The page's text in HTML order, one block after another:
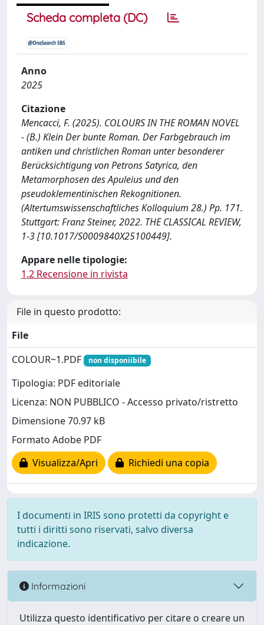
Scheda completa (DC)
Anno
2025
Citazione
Mencacci, F. (2025). COLOURS IN THE ROMAN NOVEL
- (B.) Klein Der bunte Roman. Der Farbgebrauch im
antiken und christlichen Roman unter besonderer
Berücksichtigung von Petrons Satyrica, den
Metamorphosen des Apuleius und den
pseudoklementinischen Rekognitionen.
(Altertumswissenschaftliches Kolloquium 28.) Pp. 171.
Stuttgart: Franz Steiner, 2022. THE CLASSICAL REVIEW,
1-3 [10.1017/S0009840X25100449].
Appare nelle tipologie:
1.2 Recensione in rivista
File in questo prodotto:
File
COLOUR~1.PDF
non disponiibile
Tipologia: PDF editoriale
Licenza: NON PUBBLICO - Accesso privato/ristretto
Dimensione 70.97 kB
Formato Adobe PDF
Visualizza/Apri
Richiedi una copia
I documenti in IRIS sono protetti da copyright e
tutti i diritti sono riservati, salvo diversa
indicazione.
Informazioni
Utilizza questo identificativo per citare o creare un